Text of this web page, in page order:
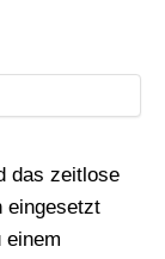
das zeitlose
eingesetzt
einem